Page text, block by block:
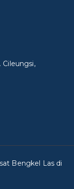
Cileungsi,
Bengkel Las di